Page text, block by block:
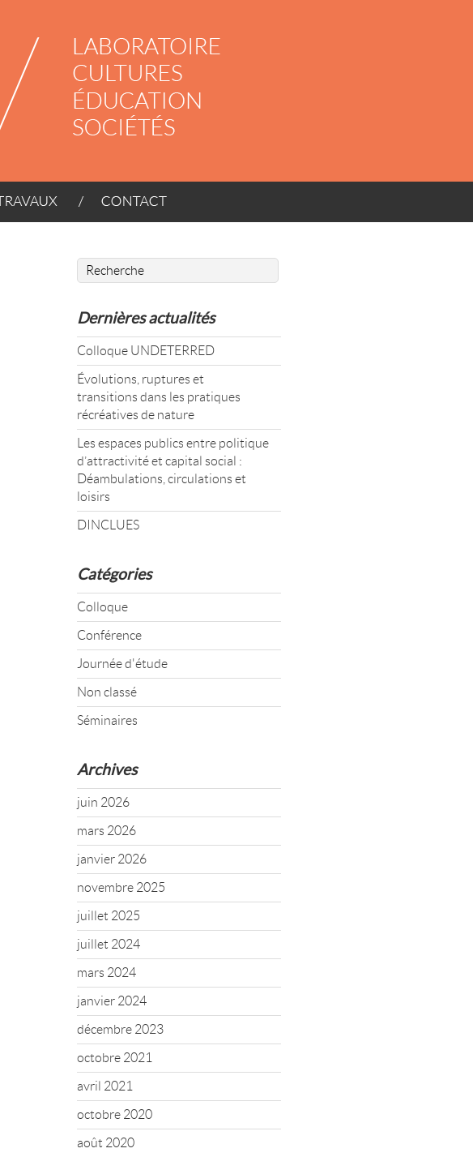
Dernières actualités
Colloque UNDETERRED
Évolutions, ruptures et
transitions dans les pratiques
récréatives de nature
Les espaces publics entre politique
d’attractivité et capital social :
Déambulations, circulations et
loisirs
DINCLUES
Catégories
Colloque
Conférence
Journée d'étude
Non classé
Séminaires
Archives
juin 2026
mars 2026
janvier 2026
novembre 2025
juillet 2025
juillet 2024
mars 2024
janvier 2024
décembre 2023
octobre 2021
avril 2021
octobre 2020
août 2020